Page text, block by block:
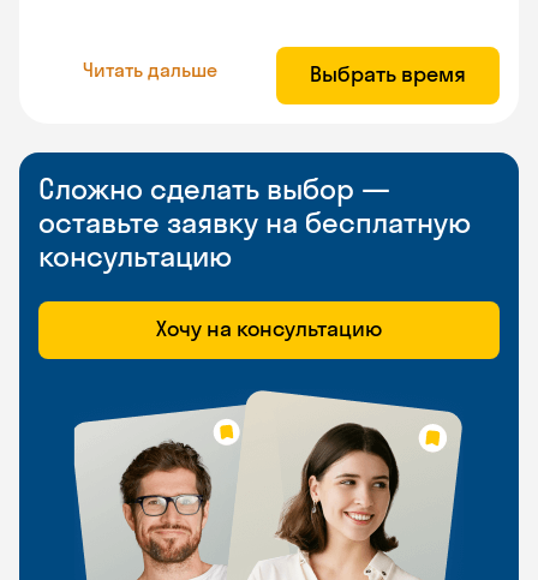
Читать дальше Выбрать время
Сложно сделать выбор —
оставьте заявку на бесплатную
консультацию
Хочу на консультацию